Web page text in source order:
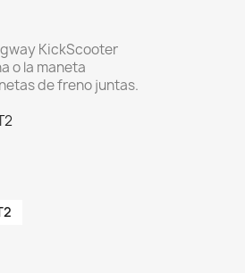
KickScooter
o la maneta
de freno juntas.